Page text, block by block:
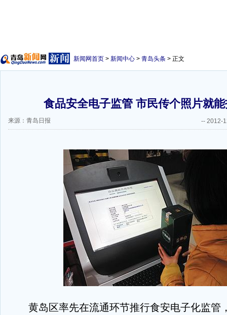
新闻网首页 > 新闻中心 > 青岛头条 > 正文
食品安全电子监管 市民传个照片就
来源：青岛日报 -- 2012-
黄岛区率先在流通环节推行食安电子化监管